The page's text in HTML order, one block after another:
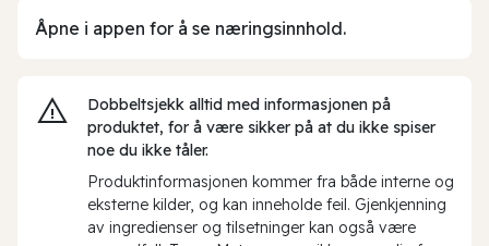
Åpne i appen for å se næringsinnhold.
Dobbeltsjekk alltid med informasjonen på
produktet, for å være sikker på at du ikke spiser
noe du ikke tåler.
Produktinformasjonen kommer fra både interne og
eksterne kilder, og kan inneholde feil. Gjenkjenning
av ingredienser og tilsetninger kan også være